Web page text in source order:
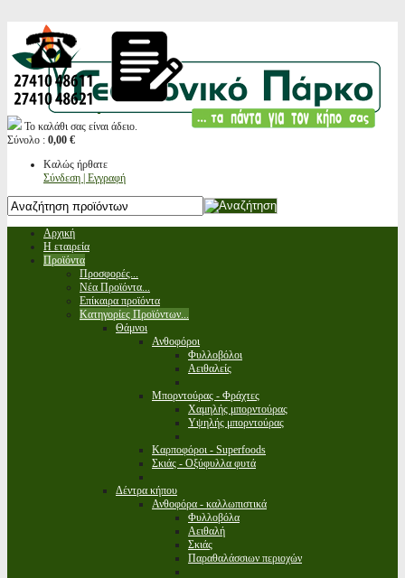
Το καλάθι σας είναι άδειο.
Σύνολο : 0,00 €
Καλώς ήρθατε
Σύνδεση | Εγγραφή
Αρχική
Η εταιρεία
Προϊόντα
Προσφορές...
Νέα Προϊόντα...
Επίκαιρα προϊόντα
Κατηγορίες Προϊόντων...
Θάμνοι
Ανθοφόροι
Φυλλοβόλοι
Αειθαλείς
Μπορντούρας - Φράχτες
Χαμηλής μπορντούρας
Υψηλής μπορντούρας
Καρποφόροι - Superfoods
Σκιάς - Οξύφυλλα φυτά
Δέντρα κήπου
Ανθοφόρα - καλλωπιστικά
Φυλλοβόλα
Αειθαλή
Σκιάς
Παραθαλάσσιων περιοχών